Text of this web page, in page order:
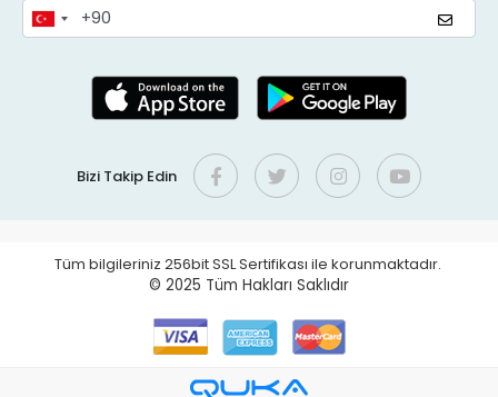
Bizi Takip Edin
Tüm bilgileriniz 256bit SSL Sertifikası ile korunmaktadır.
© 2025 Tüm Hakları Saklıdır